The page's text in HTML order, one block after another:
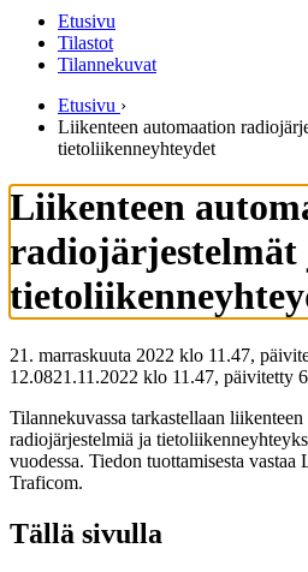
Etusivu
Tilastot
Tilannekuvat
Etusivu ›
Liikenteen automaation
tietoliikenneyhteydet
Liikenteen
radiojärjestelmät
21. marraskuuta 2022 klo 11.47,
12.0821.11.2022 klo 11.47, päivitetty
Tilannekuvassa tarkastellaan
radiojärjestelmiä ja
vuodessa. Tiedon tuottamisesta
Traficom.
Tällä sivulla